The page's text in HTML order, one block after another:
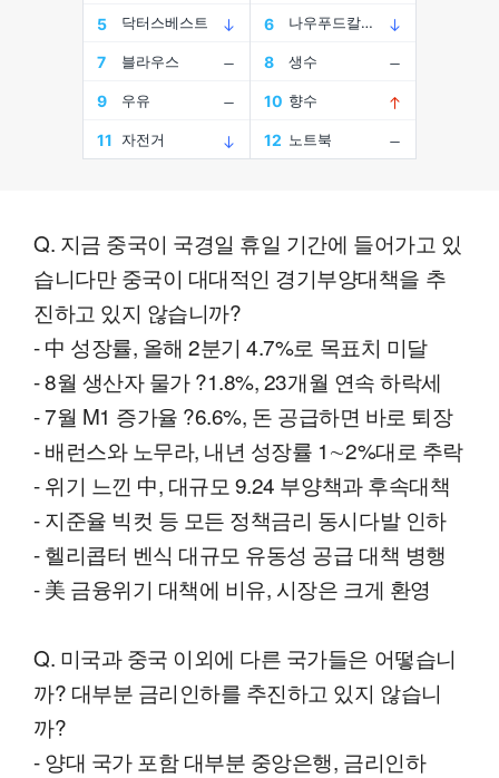
Q. 지금 중국이 국경일 휴일 기간에 들어가고 있
습니다만 중국이 대대적인 경기부양대책을 추
진하고 있지 않습니까?
- 中 성장률, 올해 2분기 4.7%로 목표치 미달
- 8월 생산자 물가 ?1.8%, 23개월 연속 하락세
- 7월 M1 증가율 ?6.6%, 돈 공급하면 바로 퇴장
- 배런스와 노무라, 내년 성장률 1∼2%대로 추락
- 위기 느낀 中, 대규모 9.24 부양책과 후속대책
- 지준율 빅컷 등 모든 정책금리 동시다발 인하
- 헬리콥터 벤식 대규모 유동성 공급 대책 병행
- 美 금융위기 대책에 비유, 시장은 크게 환영
Q. 미국과 중국 이외에 다른 국가들은 어떻습니
까? 대부분 금리인하를 추진하고 있지 않습니
까?
- 양대 국가 포함 대부분 중앙은행, 금리인하